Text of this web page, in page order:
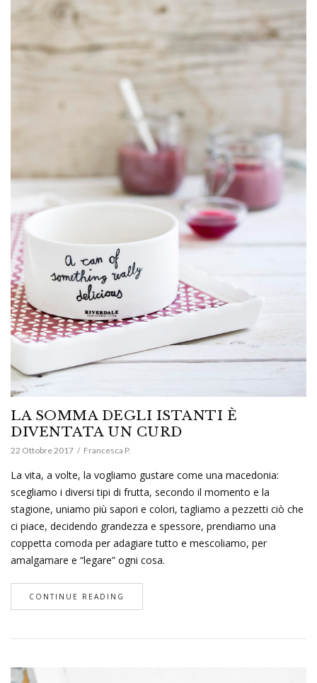
LA SOMMA DEGLI ISTANTI È
DIVENTATA UN CURD
22 Ottobre 2017 Francesca P.
La vita, a volte, la vogliamo gustare come una macedonia:
scegliamo i diversi tipi di frutta, secondo il momento e la
stagione, uniamo più sapori e colori, tagliamo a pezzetti ciò che
ci piace, decidendo grandezza e spessore, prendiamo una
coppetta comoda per adagiare tutto e mescoliamo, per
amalgamare e “legare” ogni cosa.
CONTINUE READING